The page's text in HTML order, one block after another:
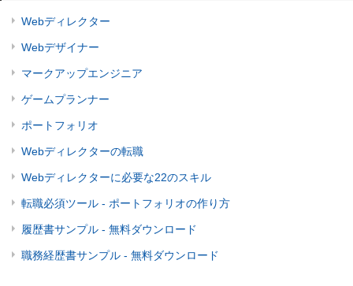
Webディレクター
Webデザイナー
マークアップエンジニア
ゲームプランナー
ポートフォリオ
Webディレクターの転職
Webディレクターに必要な22のスキル
転職必須ツール - ポートフォリオの作り方
履歴書サンプル - 無料ダウンロード
職務経歴書サンプル - 無料ダウンロード